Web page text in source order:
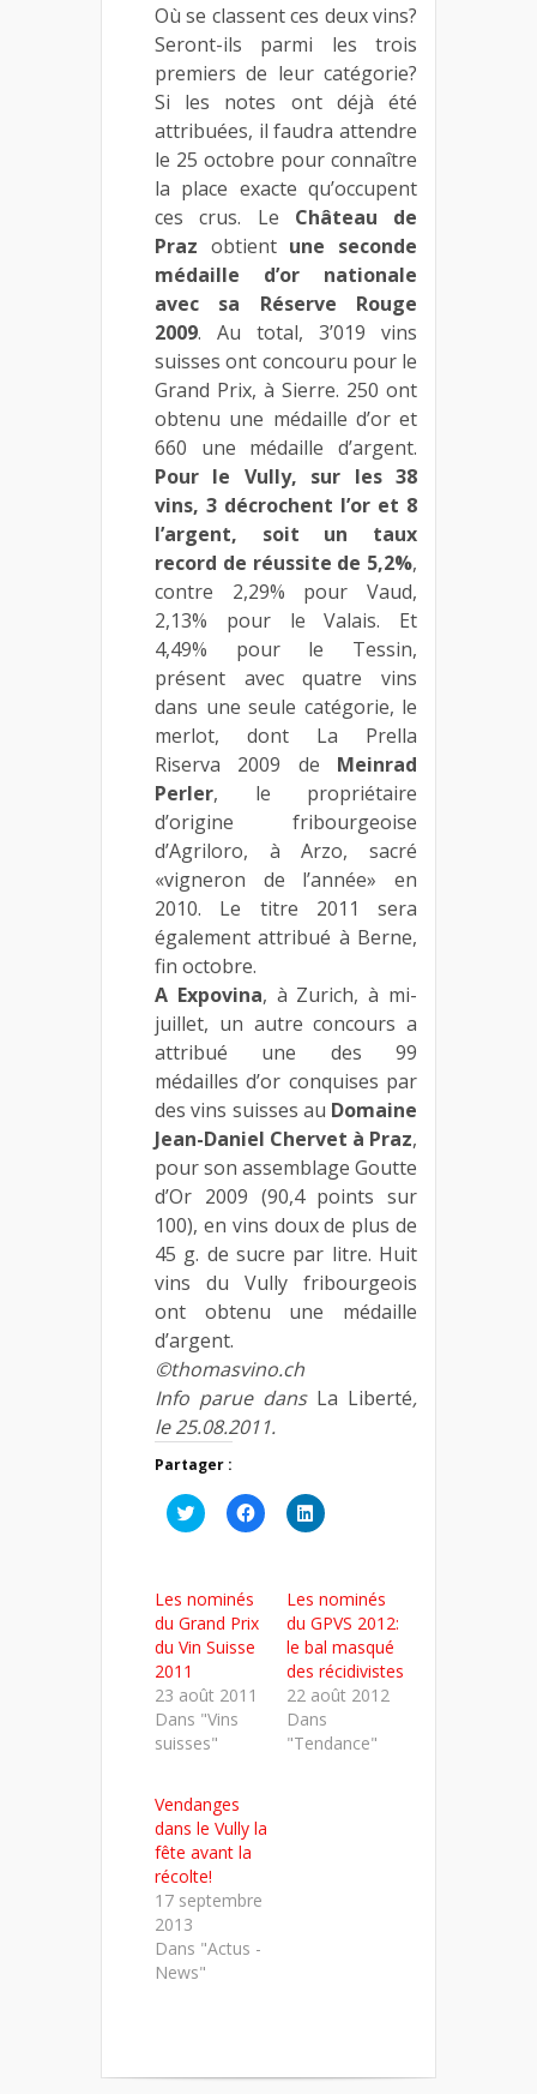
Où se classent ces deux vins?
Seront-ils parmi les trois
premiers de leur catégorie?
Si les notes ont déjà été
attribuées, il faudra attendre
le 25 octobre pour connaître
la place exacte qu’occupent
ces crus. Le Château de
Praz obtient une seconde
médaille d’or nationale
avec sa Réserve Rouge
2009. Au total, 3’019 vins
suisses ont concouru pour le
Grand Prix, à Sierre. 250 ont
obtenu une médaille d’or et
660 une médaille d’argent.
Pour le Vully, sur les 38
vins, 3 décrochent l’or et 8
l’argent, soit un taux
record de réussite de 5,2%,
contre 2,29% pour Vaud,
2,13% pour le Valais. Et
4,49% pour le Tessin,
présent avec quatre vins
dans une seule catégorie, le
merlot, dont La Prella
Riserva 2009 de Meinrad
Perler, le propriétaire
d’origine fribourgeoise
d’Agriloro, à Arzo, sacré
«vigneron de l’année» en
2010. Le titre 2011 sera
également attribué à Berne,
fin octobre.
A Expovina, à Zurich, à mi-
juillet, un autre concours a
attribué une des 99
médailles d’or conquises par
des vins suisses au Domaine
Jean-Daniel Chervet à Praz,
pour son assemblage Goutte
d’Or 2009 (90,4 points sur
100), en vins doux de plus de
45 g. de sucre par litre. Huit
vins du Vully fribourgeois
ont obtenu une médaille
d’argent.
©thomasvino.ch
Info parue dans La Liberté,
le 25.08.2011.
Partager :
Cliquez
pour
une
nouvelle
fenêtre)
Cliquez
pour
nouvelle
fenêtre)
Cliquez
pour
une
nouvelle
fenêtre)
Les nominés
du Grand Prix
du Vin Suisse
2011
23 août 2011
Dans "Vins
suisses"
Les nominés
du GPVS 2012:
le bal masqué
des récidivistes
22 août 2012
Dans
"Tendance"
Vendanges
dans le Vully la
fête avant la
récolte!
17 septembre
2013
Dans "Actus -
News"